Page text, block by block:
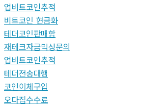
업비트코인추적
비트코인 현금화
테더코인판매함
재테크자금믹싱문의
업비트코인추적
테더전송대행
코인이체구입
오다집수수료